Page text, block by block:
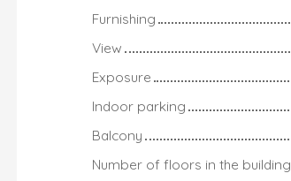
Furnishing
View
Exposure
Indoor parking
Balcony
Number of floors in the building